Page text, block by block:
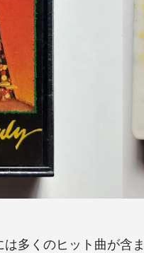
は多くのヒット曲が含